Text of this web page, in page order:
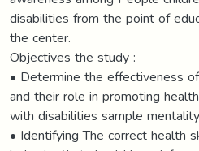
disabilities from the point of
the center.
Objectives the study :
• Determine the effectiveness
and their role in promoting
with disabilities sample
• Identifying The correct health